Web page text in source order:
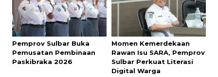
Pemprov Sulbar Buka
Pemusatan Pembinaan
Paskibraka 2026
Momen Kemerdekaan
Rawan Isu SARA, Pemprov
Sulbar Perkuat Literasi
Digital Warga